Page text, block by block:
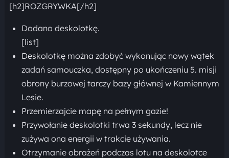
[h2]ROZGRYWKA[/h2]
Dodano deskolotkę.
[list]
Deskolotkę można zdobyć wykonując nowy wątek
zadań samouczka, dostępny po ukończeniu 5. misji
obrony burzowej tarczy bazy głównej w Kamiennym
Lesie.
Przemierzajcie mapę na pełnym gazie!
Przywołanie deskolotki trwa 3 sekundy, lecz nie
zużywa ona energii w trakcie używania.
Otrzymanie obrażeń podczas lotu na deskolotce